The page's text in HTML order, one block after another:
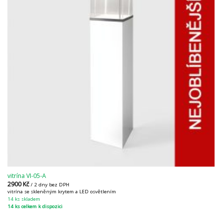
vitrína VI-05-A
2900Kč / 2 dny bez DPH
vitrína se skleněným krytem a LED osvětlením
14 ks skladem
14 ks celkem k dispozici